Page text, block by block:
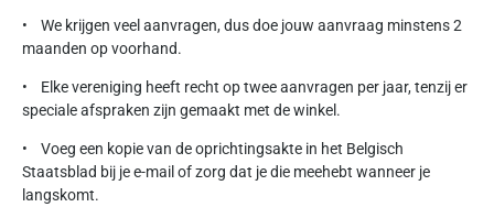
• We krijgen veel aanvragen, dus doe jouw aanvraag minstens 2
maanden op voorhand.
• Elke vereniging heeft recht op twee aanvragen per jaar, tenzij er
speciale afspraken zijn gemaakt met de winkel.
• Voeg een kopie van de oprichtingsakte in het Belgisch
Staatsblad bij je e-mail of zorg dat je die meehebt wanneer je
langskomt.